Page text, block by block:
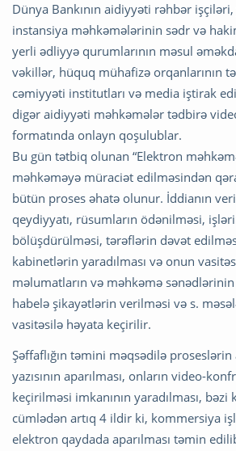
Dünya Bankının aidiyyəti rəhbər
instansiya məhkəmələrinin sədr və
yerli ədliyyə qurumlarının məsul
vəkillər, hüquq mühafizə orqanlarının
cəmiyyəti institutları və media iştirak
digər aidiyyəti məhkəmələr tədbirə
formatında onlayn qoşulublar.
Bu gün tətbiq olunan “Elektron
məhkəməyə müraciət edilməsindən
bütün proses əhatə olunur. İddianın
qeydiyyatı, rüsumların ödənilməsi,
bölüşdürülməsi, tərəflərin dəvət
kabinetlərin yaradılması və onun
məlumatların və məhkəmə
habelə şikayətlərin verilməsi və s.
vasitəsilə həyata keçirilir.
Şəffaflığın təmini məqsədilə
yazısının aparılması, onların video-
keçirilməsi imkanının yaradılması,
cümlədən artıq 4 ildir ki, kommersiya
elektron qaydada aparılması təmin